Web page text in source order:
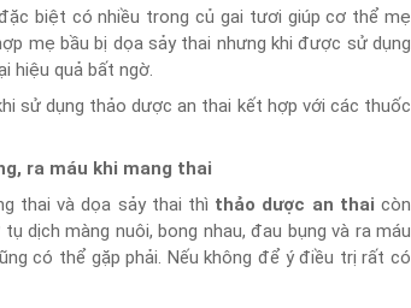
biệt có nhiều trong củ gai tươi giúp cơ thể mẹ
mẹ bầu bị dọa sảy thai nhưng khi được sử dụng
hiệu quả bất ngờ.
sử dụng thảo dược an thai kết hợp với các thuốc
ra máu khi mang thai
thai và dọa sảy thai thì thảo dược an thai còn
dịch màng nuôi, bong nhau, đau bụng và ra máu
có thể gặp phải. Nếu không để ý điều trị rất có